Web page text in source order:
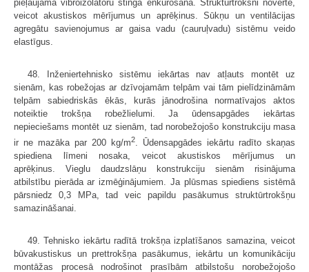
pieļaujama vibroizolatoru stinga enkurošana. Struktūrtroksni novērtē,
veicot akustiskos mērījumus un aprēķinus. Sūkņu un ventilācijas
agregātu savienojumus ar gaisa vadu (cauruļvadu) sistēmu veido
elastīgus.
48. Inženiertehnisko sistēmu iekārtas nav atļauts montēt uz
sienām, kas robežojas ar dzīvojamām telpām vai tām pielīdzināmām
telpām sabiedriskās ēkās, kurās jānodrošina normatīvajos aktos
noteiktie trokšņa robežlielumi. Ja ūdensapgādes iekārtas
nepieciešams montēt uz sienām, tad norobežojošo konstrukciju masa
ir ne mazāka par 200 kg/m2. Ūdensapgādes iekārtu radīto skaņas
spiediena līmeni nosaka, veicot akustiskos mērījumus un
aprēķinus. Vieglu daudzslāņu konstrukciju sienām risinājuma
atbilstību pierāda ar izmēģinājumiem. Ja plūsmas spiediens sistēmā
pārsniedz 0,3 MPa, tad veic papildu pasākumus struktūrtrokšņu
samazināšanai.
49. Tehnisko iekārtu radītā trokšņa izplatīšanos samazina, veicot
būvakustiskus un prettrokšņa pasākumus, iekārtu un komunikāciju
montāžas procesā nodrošinot prasībām atbilstošu norobežojošo